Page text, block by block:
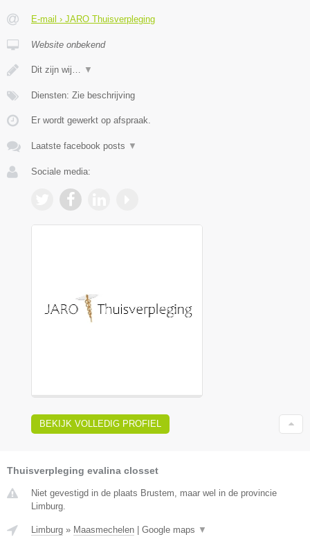
E-mail › JARO Thuisverpleging
Website onbekend
Dit zijn wij… ▼
Diensten: Zie beschrijving
Er wordt gewerkt op afspraak.
Laatste facebook posts ▼
Sociale media:
BEKIJK VOLLEDIG PROFIEL
Thuisverpleging evalina closset
Niet gevestigd in de plaats Brustem, maar wel in de provincie
Limburg.
Limburg » Maasmechelen Google maps ▼